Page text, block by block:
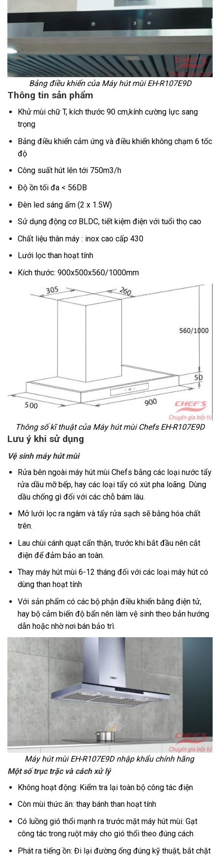
Bảng điều khiển của Máy hút mùi EH-R107E9D
Thông tin sản phẩm
Khử mùi chữ T, kích thước 90 cm,kính cường lực sang
trọng
Bảng điều khiển cảm ứng và điều khiển không chạm 6 tốc
độ
Công suất hút lên tới 750m3/h
Độ ồn tối đa < 56DB
Đèn led sáng ấm (2 x 1.5W)
Sử dụng động cơ BLDC, tiết kiệm điện với tuổi thọ cao
Chất liệu thân máy : inox cao cấp 430
Lưới lọc than hoạt tính
Kích thước: 900x500x560/1000mm
Thông số kĩ thuật của Máy hút mùi Chefs EH-R107E9D
Lưu ý khi sử dụng
Vệ sinh máy hút mùi
Rửa bên ngoài máy hút mùi Chefs bằng các loại nước tẩy
rửa dầu mỡ bếp, hay các loại tẩy có xút pha loãng. Dùng
dầu chống gì đối với các chỗ bám lâu.
Mở lưới lọc ra ngâm và tẩy rửa sạch sẽ bằng hóa chất
trên.
Lau chùi cánh quạt cẩn thận, trước khi bắt đầu nên cắt
điện để đảm bảo an toàn.
Thay máy hút mùi 6-12 tháng đối với các loại máy hút có
dùng than hoạt tính
Với sản phẩm có các bộ phận điều khiển bằng điện tử,
hay bộ cảm biến độ bẩn nên làm vệ sinh theo bản hướng
dẫn hoặc nhờ nơi bán bảo trì.
Máy hút mùi EH-R107E9Dnhập khẩu chính hãng
Một số trục trặc và cách xử lý
Không hoạt động: Kiểm tra lại toàn bộ công tác điện
Còn mùi thức ăn: thay bánh than hoạt tính
Có luồng gió thổi mạnh ra trước mặt máy hút mùi: Gạt
công tác trong ruột máy cho gió thổi theo đúng cách
Phát ra tiếng ồn: Đi lại đường ống đúng kỹ thuật, bắt chặt